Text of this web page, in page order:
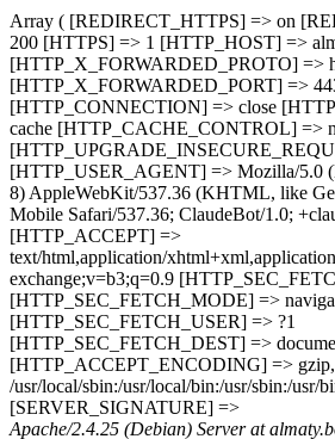
Array ( [REDIRECT_HTTPS] => on
200 [HTTPS] => 1 [HTTP_HOST] =>
[HTTP_X_FORWARDED_PROTO] =>
[HTTP_X_FORWARDED_PORT] =>
[HTTP_CONNECTION] => close
cache [HTTP_CACHE_CONTROL] =>
[HTTP_USER_AGENT] => Mozilla/5.0
8) AppleWebKit/537.36 (KHTML, like
Mobile Safari/537.36; ClaudeBot/1.0;
[HTTP_ACCEPT] =>
text/html,application/
exchange;v=b3;q=0.9
[HTTP_SEC_FETCH_MODE] =>
[HTTP_SEC_FETCH_USER] => ?1
[HTTP_SEC_FETCH_DEST] =>
[HTTP_ACCEPT_ENCODING] =>
/usr/local/sbin:/usr/local/bin:/usr/sbin:/usr/
[SERVER_SIGNATURE] =>
Apache/2.4.25 (Debian) Server at